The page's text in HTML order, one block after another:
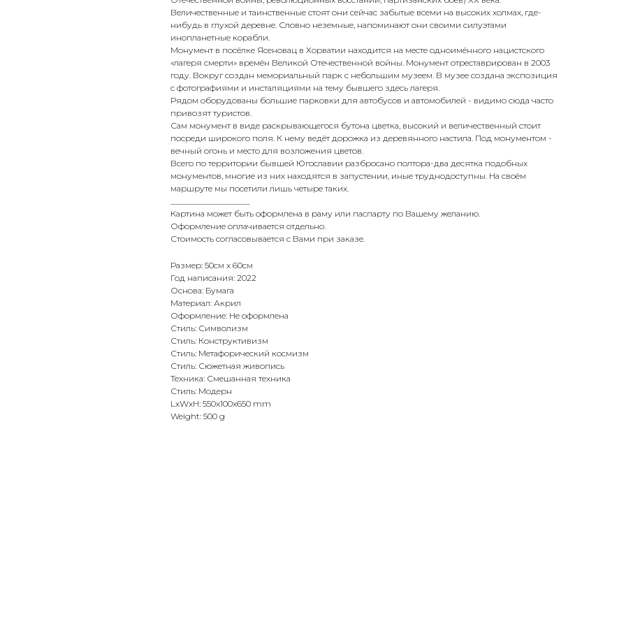
Величественные и таинственные стоят они сейчас забытые всеми на высоких холмах, где-
нибудь в глухой деревне. Словно неземные, напоминают они своими силуэтами
инопланетные корабли.
Монумент в посёлке Ясеновац в Хорватии находится на месте одноимённого нацистского
«лагеря смерти» времён Великой Отечественной войны. Монумент отреставрирован в 2003
году. Вокруг создан мемориальный парк с небольшим музеем. В музее создана экспозиция
с фотографиями и инсталяциями на тему бывшего здесь лагеря.
Рядом оборудованы большие парковки для автобусов и автомобилей - видимо сюда часто
привозят туристов.
Сам монумент в виде раскрывающегося бутона цветка, высокий и величественный стоит
посреди широкого поля. К нему ведёт дорожка из деревянного настила. Под монументом -
вечный огонь и место для возложения цветов.
Всего по территории бывшей Югославии разбросано полтора-два десятка подобных
монументов, многие из них находятся в запустении, иные труднодоступны. На своём
маршруте мы посетили лишь четыре таких.
Картина может быть оформлена в раму или паспарту по Вашему желанию.
Оформление оплачивается отдельно.
Стоимость согласовывается с Вами при заказе.
Размер: 50см х 60см
Год написания: 2022
Основа: Бумага
Материал: Акрил
Оформление: Не оформлена
Стиль: Символизм
Стиль: Конструктивизм
Стиль: Метафорический космизм
Стиль: Сюжетная живопись
Техника: Смешанная техника
Стиль: Модерн
LxWxH: 550x100x650 mm
Weight: 500 g